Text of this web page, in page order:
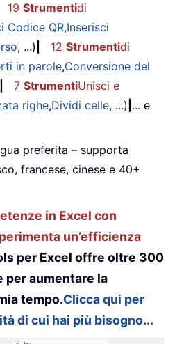
19 Strumentidi
Codice QR,Inserisci
, ...) 12 Strumentidi
in parole,Conversione del
7 StrumentiUnisci e
righe,Dividi celle, ...) ... e
preferita – supporta
francese, cinese e 40+
in Excel con
un’efficienza
per Excel offre oltre 300
per aumentare la
tempo.Clicca qui per
di cui hai più bisogno...